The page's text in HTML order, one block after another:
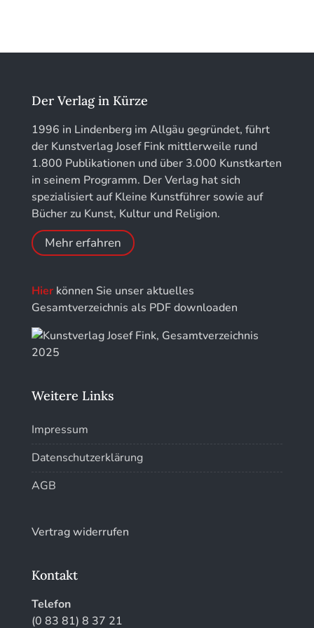
Kunstführer K
Kunstführer M
Kunstführer NO
Kunstführer PQ
Kunstführer R
Kunstführer Sch
Kunstführer St
löhe:porträts
Jahresschriften der DGC Deutsche Gesellschaft
für Chronometrie
Jahrbuch der Stiftung Thüringer Schlösser und
Gärten
Der Verlag in Kürze
1996 in Lindenberg im Allgäu gegründet, führt
der Kunstverlag Josef Fink mittlerweile rund
1.800 Publikationen und über 3.000 Kunstkarten
in seinem Programm. Der Verlag hat sich
spezialisiert auf Kleine Kunstführer sowie auf
Bücher zu Kunst, Kultur und Religion.
Mehr erfahren
Hierkönnen Sie unser aktuelles
Gesamtverzeichnis als PDF downloaden
Weitere Links
Impressum
Datenschutzerklärung
AGB
Vertrag widerrufen
Kontakt
Telefon
(0 83 81) 8 37 21